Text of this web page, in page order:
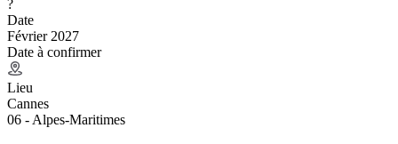
?
Date
Février 2027
Date à confirmer
Lieu
Cannes
06 - Alpes-Maritimes